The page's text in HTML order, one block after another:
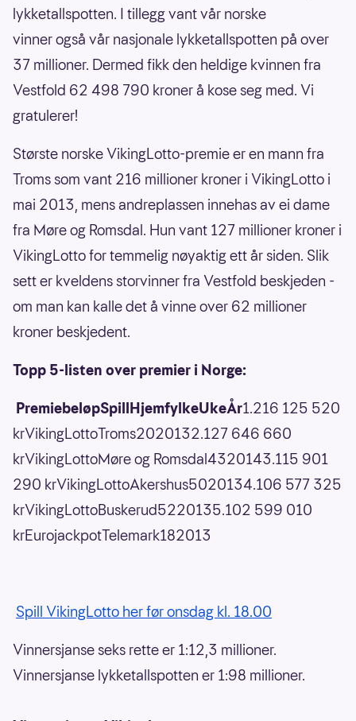
lykketallspotten. I tillegg vant vår norske
vinner også vår nasjonale lykketallspotten på over
37 millioner. Dermed fikk den heldige kvinnen fra
Vestfold 62 498 790 kroner å kose seg med. Vi
gratulerer!
Største norske VikingLotto-premie er en mann fra
Troms som vant 216 millioner kroner i VikingLotto i
mai 2013, mens andreplassen innehas av ei dame
fra Møre og Romsdal. Hun vant 127 millioner kroner i
VikingLotto for temmelig nøyaktig ett år siden. Slik
sett er kveldens storvinner fra Vestfold beskjeden -
om man kan kalle det å vinne over 62 millioner
kroner beskjedent.
Topp 5-listen over premier i Norge:
PremiebeløpSpillHjemfylkeUkeÅr1.216 125 520
krVikingLottoTroms2020132.127 646 660
krVikingLottoMøre og Romsdal4320143.115 901
290 krVikingLottoAkershus5020134.106 577 325
krVikingLottoBuskerud5220135.102 599 010
krEurojackpotTelemark182013
Spill VikingLotto her før onsdag kl. 18.00
Vinnersjanse seks rette er 1:12,3 millioner.
Vinnersjanse lykketallspotten er 1:98 millioner.